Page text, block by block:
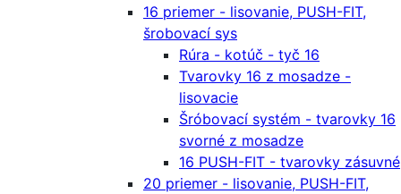
16 priemer - lisovanie, PUSH-FIT,
šrobovací sys
Rúra - kotúč - tyč 16
Tvarovky 16 z mosadze -
lisovacie
Šróbovací systém - tvarovky 16
svorné z mosadze
16 PUSH-FIT - tvarovky zásuvné
20 priemer - lisovanie, PUSH-FIT,